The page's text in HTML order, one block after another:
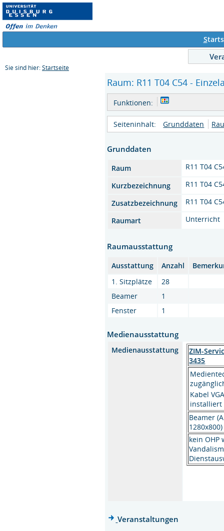
S
Sie sind hier: Startseite
Raum: R11 T04 C54 -
Funktionen:
Seiteninhalt: Grunddaten
Grunddaten
Raum
R11 T04
Kurzbezeichnung
R11 T04
Zusatzbezeichnung
R11 T04
Raumart
Unterricht
Raumausstattung
Ausstattung Anzahl
1. Sitzplätze
28
Beamer
1
Fenster
1
Medienausstattung
Medienausstattung
ZIM-
3435
Kabel
installiert
Beamer
kein OHP
Veranstaltungen